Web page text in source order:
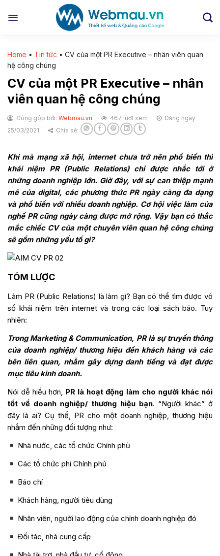
đến
Home • Tin tức • CV của một PR Executive – nhân viên quan
hệ công chúng
CV của một PR Executive – nhân
viên quan hệ công chúng
Đóng góp bởi: Webmau.vn 467 lượt xem
Đăng ngày
25/03/2021
Chia sẻ:
Khi mà mạng xã hội, internet chưa trở nên phổ biến thì
khái niệm PR (Public Relations) chỉ được nhắc tới ở
những doanh nghiệp lớn. Giờ đây, với sự can thiệp mạnh
mẽ của digital, các phương thức PR ngày càng đa dạng
và phổ biến với nhiều doanh nghiệp. Cơ hội việc làm của
nghề PR cũng ngày càng được mở rộng. Vậy bạn có thắc
mắc chiếc CV của một chuyên viên quan hệ công chúng
sẽ gồm những yếu tố gì?
TÓM LƯỢC
Làm PR (Public Relations) là làm gì? Bạn có thể tìm được vô
số khái niệm trên internet và trong các loại sách báo. Tuy
nhiên:
Trong Marketing & Communication, PR là sự truyền thông
của doanh nghiệp/ thương hiệu đến khách hàng và các
bên liên quan, nhằm gây dựng danh tiếng và đạt được
mục tiêu kinh doanh.
Nói dễ hiểu hơn, PR là hoạt động làm cho người khác nói
tốt về doanh nghiệp/ thương hiệu bạn. “Người khác” ở
đây là ai? Cụ thể, PR cho một doanh nghiệp, thương hiệu
nhắm đến những đối tượng như:
Nhà nước, các tổ chức Chính phủ
Các tổ chức phi Chính phủ
Báo chí
Khách hàng, người tiêu dùng
Nhân viên, người lao động của chính doanh nghiệp đó
Đối tác, nhà cung cấp